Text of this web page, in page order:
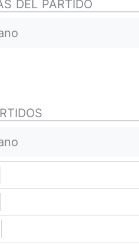
DEL PARTIDO